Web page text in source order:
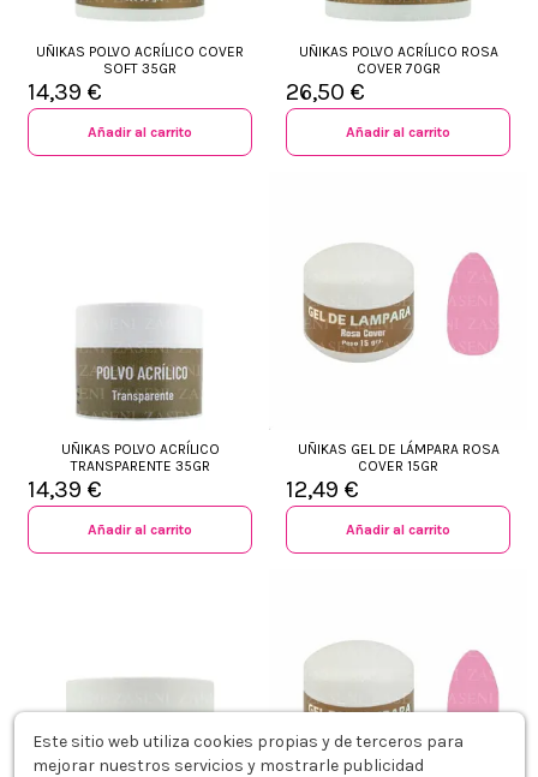
UÑIKAS POLVO ACRÍLICO COVER
SOFT 35GR
14,39 €
Añadir al carrito
UÑIKAS POLVO ACRÍLICO ROSA
COVER 70GR
26,50 €
Añadir al carrito
UÑIKAS POLVO ACRÍLICO
TRANSPARENTE 35GR
14,39 €
Añadir al carrito
UÑIKAS GEL DE LÁMPARA ROSA
COVER 15GR
12,49 €
Añadir al carrito
Este sitio web utiliza cookies propias y de terceros para
mejorar nuestros servicios y mostrarle publicidad